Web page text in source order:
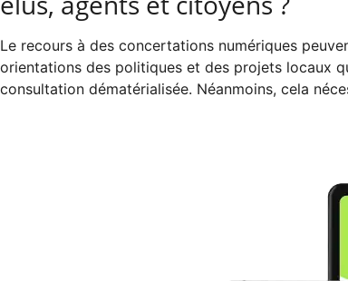
Le recours à des concertations numériques
orientations des politiques et des projets locaux
consultation dématérialisée. Néanmoins, cela